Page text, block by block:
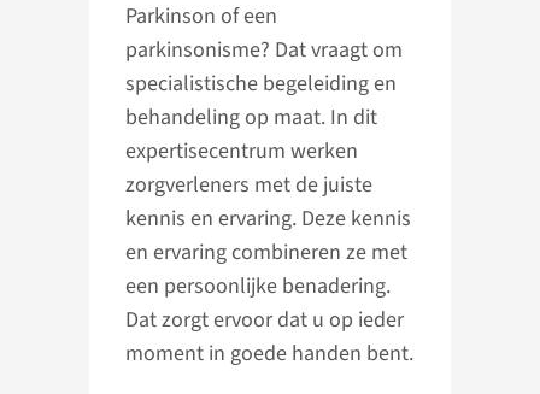
Parkinson of een
parkinsonisme? Dat vraagt om
specialistische begeleiding en
behandeling op maat. In dit
expertisecentrum werken
zorgverleners met de juiste
kennis en ervaring. Deze kennis
en ervaring combineren ze met
een persoonlijke benadering.
Dat zorgt ervoor dat u op ieder
moment in goede handen bent.